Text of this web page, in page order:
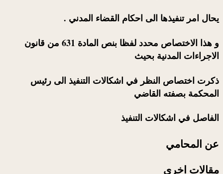
يحال امر تنفيذها الى احكام القضاء المدني .
و هذا الاختصاص محدد لفظا بنص المادة 631 من قانون
الاجراءات المدنية بحيث
ذكرت اختصاص النظر في اشكالات التنفيذ الى رئيس
المحكمة بصفته القاضي
الفاصل في اشكالات التنفيذ
عن المحامي
مقالات اخرى